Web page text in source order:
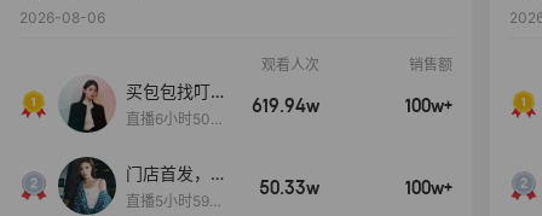
2026-08-06
观看人次 销售额
买包包找叮
当,一折购！
直播6小时50分
619.94w 100w+
门店首发，秋
款大上新！！
直播5小时59分
50.33w 100w+